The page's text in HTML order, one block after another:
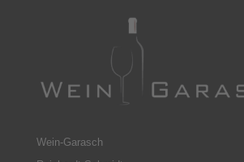
Wein-Garasch